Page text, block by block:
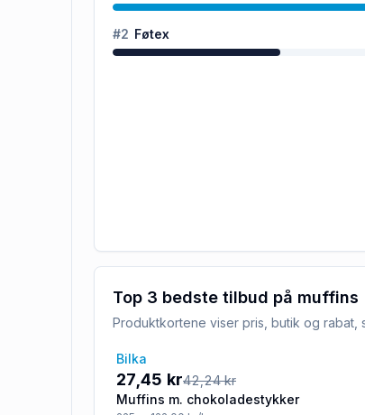
#2 Føtex
Top 3 bedste tilbud på muffins
Produktkortene viser pris, butik og rabat,
-35%
Bilka
27,45 kr42,24 kr
Muffins m. chokoladestykker